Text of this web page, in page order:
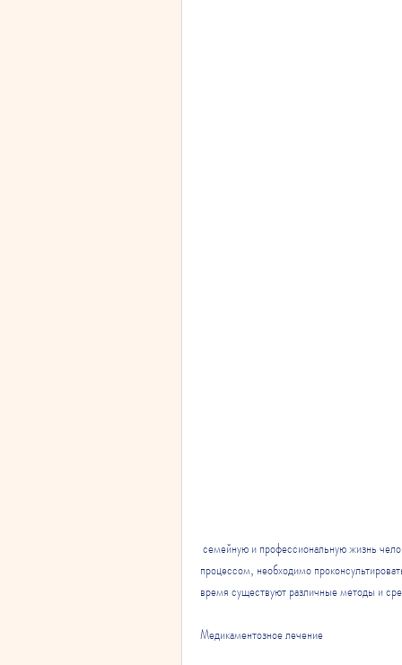
процессом, необходимо
время существуют различные методы и
Медикаментозное лечение